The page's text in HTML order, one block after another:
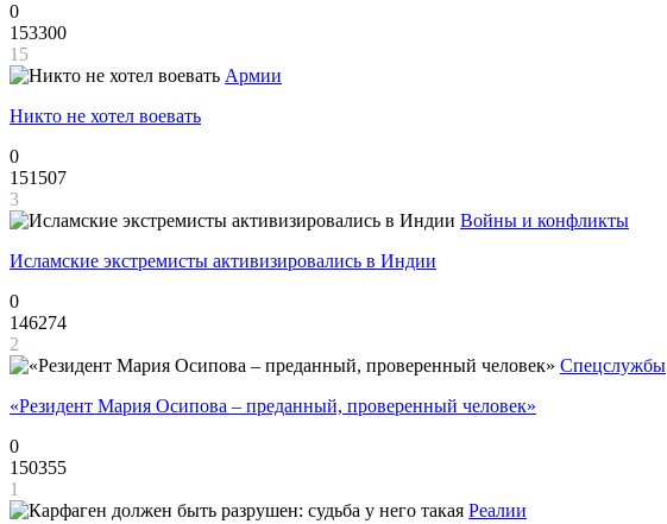
0
153300
15
Армии
Никто не хотел воевать
0
151507
3
Войны и конфликты
Исламские экстремисты активизировались в Индии
0
146274
2
Спецслужбы
«Резидент Мария Осипова – преданный, проверенный человек»
0
150355
1
Реалии